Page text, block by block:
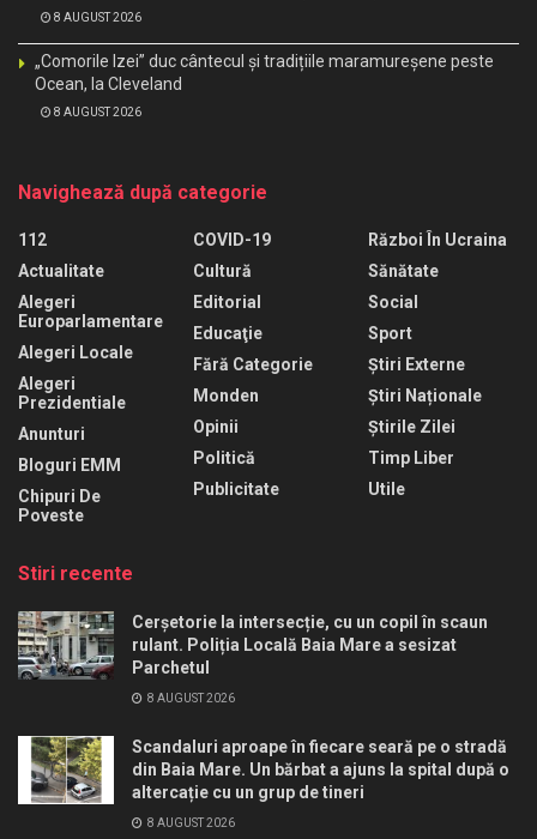
8 AUGUST 2026
„Comorile Izei” duc cântecul și tradițiile maramureșene peste
Ocean, la Cleveland
8 AUGUST 2026
Navighează după categorie
112
Actualitate
Alegeri
Europarlamentare
Alegeri Locale
Alegeri
Prezidentiale
Anunturi
Bloguri EMM
Chipuri De
Poveste
COVID-19
Cultură
Editorial
Educaţie
Fără Categorie
Monden
Opinii
Politică
Publicitate
Război În Ucraina
Sănătate
Social
Sport
Știri Externe
Știri Naționale
Știrile Zilei
Timp Liber
Utile
Stiri recente
Cerșetorie la intersecție, cu un copil în scaun
rulant. Poliția Locală Baia Mare a sesizat
Parchetul
8 AUGUST 2026
Scandaluri aproape în fiecare seară pe o stradă
din Baia Mare. Un bărbat a ajuns la spital după o
altercație cu un grup de tineri
8 AUGUST 2026